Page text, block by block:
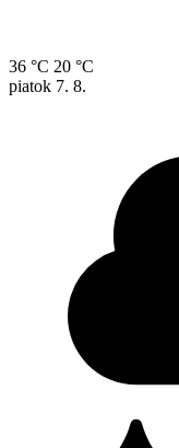
36 °C 20 °C
piatok 7. 8.